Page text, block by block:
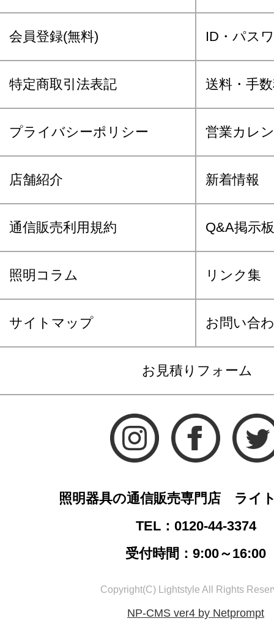
会員登録(無料) ID・パス
特定商取引法表記 送料・手
プライバシーポリシー 営業カレ
店舗紹介 新着情報
通信販売利用規約 Q&A掲示板
照明コラム リンク集
サイトマップ お問い合
お見積りフォーム
照明器具の通信販売専門店 ライ
TEL：0120-44-3374
受付時間：9:00～16:00
Copyright(C) Lightstyle All Rights
NP-CMS ver4 by Netprompt